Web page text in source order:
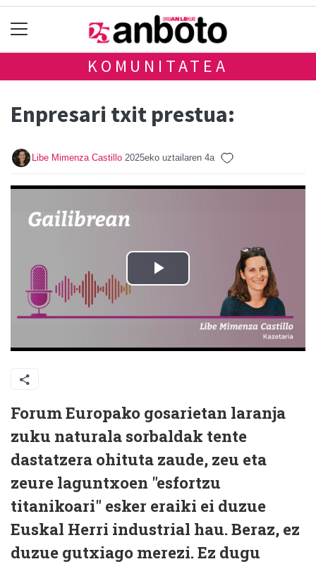
KOMUNITATEA
Enpresari txit prestua:
Libe Mimenza Castillo 2025eko uztailaren 4a
Forum Europako gosarietan laranja
zuku naturala sorbaldak tente
dastatzera ohituta zaude, zeu eta
zeure laguntxoen "esfortzu
titanikoari" esker eraiki ei duzue
Euskal Herri industrial hau. Beraz, ez
duzue gutxiago merezi. Ez dugu